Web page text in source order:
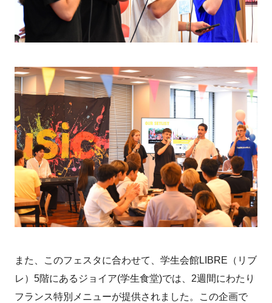
また、このフェスタに合わせて、学生会館LIBRE（リブ
レ）5階にあるジョイア(学生食堂)では、2週間にわたり
フランス特別メニューが提供されました。この企画で